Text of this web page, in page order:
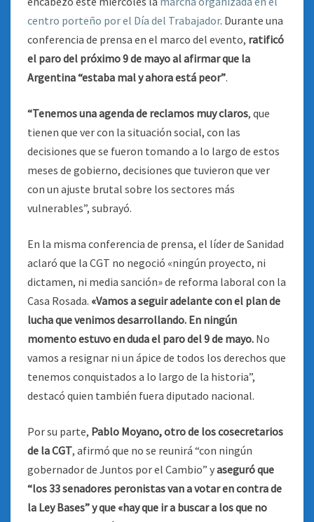
centro porteño por el Día del Trabajador. Durante una
conferencia de prensa en el marco del evento, ratificó
el paro del próximo 9 de mayo al afirmar que la
Argentina “estaba mal y ahora está peor”.
“Tenemos una agenda de reclamos muy claros, que
tienen que ver con la situación social, con las
decisiones que se fueron tomando a lo largo de estos
meses de gobierno, decisiones que tuvieron que ver
con un ajuste brutal sobre los sectores más
vulnerables”, subrayó.
En la misma conferencia de prensa, el líder de Sanidad
aclaró que la CGT no negoció «ningún proyecto, ni
dictamen, ni media sanción» de reforma laboral con la
Casa Rosada. «Vamos a seguir adelante con el plan de
lucha que venimos desarrollando. En ningún
momento estuvo en duda el paro del 9 de mayo. No
vamos a resignar ni un ápice de todos los derechos que
tenemos conquistados a lo largo de la historia”,
destacó quien también fuera diputado nacional.
Por su parte, Pablo Moyano, otro de los cosecretarios
de la CGT, afirmó que no se reunirá “con ningún
gobernador de Juntos por el Cambio” yaseguró que
“los 33 senadores peronistas van a votar en contra de
la Ley Bases” y que «hay que ir a buscar a los que no